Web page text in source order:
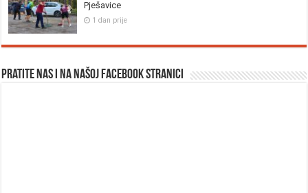
Pješavice
1 dan prije
Pratite nas i na našoj facebook stranici